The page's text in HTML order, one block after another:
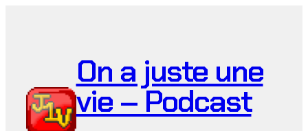
On a juste une
vie – Podcast